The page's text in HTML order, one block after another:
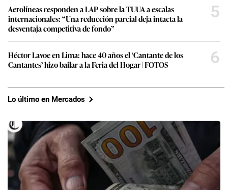
Aerolíneas responden a LAP sobre la TUUA a escalas
internacionales: “Una reducción parcial deja intacta la
desventaja competitiva de fondo”
5
Héctor Lavoe en Lima: hace 40 años el ‘Cantante de los
Cantantes’ hizo bailar a la Feria del Hogar | FOTOS
6
Lo último en Mercados